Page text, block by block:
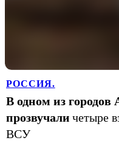
РОССИЯ.
В одном из городов
прозвучали четыре
ВСУ